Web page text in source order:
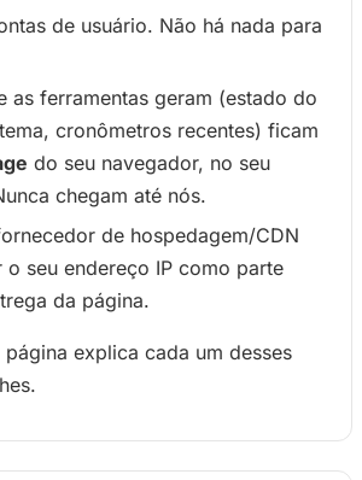
de usuário. Não há nada para
as ferramentas geram (estado do
cronômetros recentes) ficam
do seu navegador, no seu
chegam até nós.
de hospedagem/CDN
o seu endereço IP como parte
da página.
página explica cada um desses